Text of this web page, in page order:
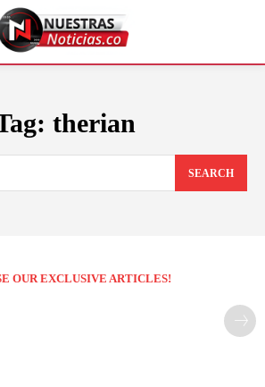
therian
SEARCH
OUR EXCLUSIVE ARTICLES!